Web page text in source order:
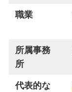
職業
所属事務
所
代表的な